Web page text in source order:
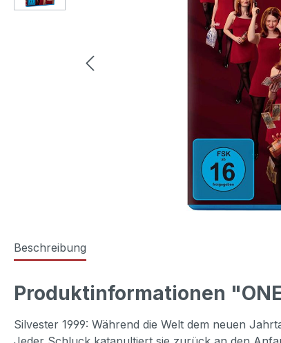
Beschreibung
Produktinformationen "ONE
Silvester 1999: Während die Welt dem neuen